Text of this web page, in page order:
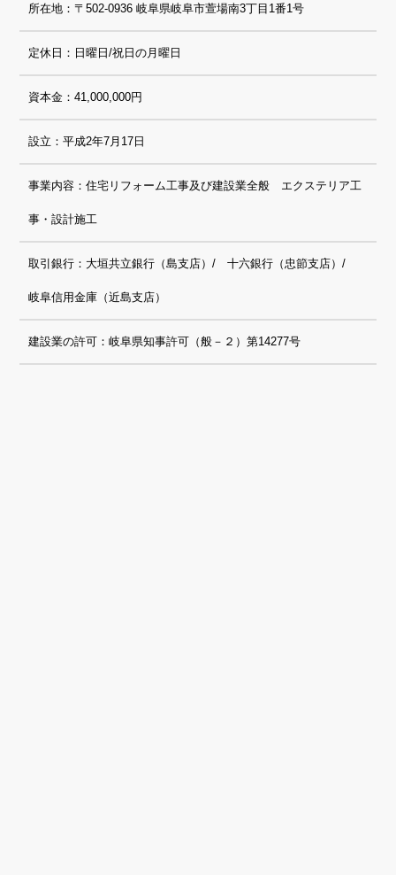
所在地：〒502-0936 岐阜県岐阜市萱場南3丁目1番1号
定休日：日曜日/祝日の月曜日
資本金：41,000,000円
設立：平成2年7月17日
事業内容：住宅リフォーム工事及び建設業全般 エクステリア工
事・設計施工
取引銀行：大垣共立銀行（島支店）/ 十六銀行（忠節支店）/
岐阜信用金庫（近島支店）
建設業の許可：岐阜県知事許可（般－２）第14277号